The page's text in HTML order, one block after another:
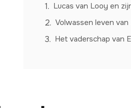
Lucas van Looy en
Volwassen leven van
Het vaderschap van